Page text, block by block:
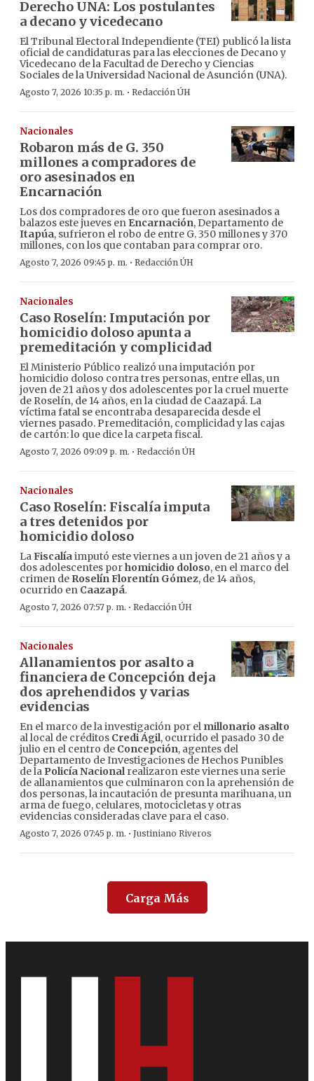
Derecho UNA: Los postulantes
a decano y vicedecano
El Tribunal Electoral Independiente (TEI) publicó la lista
oficial de candidaturas para las elecciones de Decano y
Vicedecano de la Facultad de Derecho y Ciencias
Sociales de la Universidad Nacional de Asunción (UNA).
Agosto 7, 2026 10:35 p. m. · Redacción ÚH
Nacionales
Robaron más de G. 350
millones a compradores de
oro asesinados en
Encarnación
Los dos compradores de oro que fueron asesinados a
balazos este jueves en Encarnación, Departamento de
Itapúa, sufrieron el robo de entre G. 350 millones y 370
millones, con los que contaban para comprar oro.
Agosto 7, 2026 09:45 p. m. · Redacción ÚH
Nacionales
Caso Roselín: Imputación por
homicidio doloso apunta a
premeditación y complicidad
El Ministerio Público realizó una imputación por
homicidio doloso contra tres personas, entre ellas, un
joven de 21 años y dos adolescentes por la cruel muerte
de Roselín, de 14 años, en la ciudad de Caazapá. La
víctima fatal se encontraba desaparecida desde el
viernes pasado. Premeditación, complicidad y las cajas
de cartón: lo que dice la carpeta fiscal.
Agosto 7, 2026 09:09 p. m. · Redacción ÚH
Nacionales
Caso Roselín: Fiscalía imputa
a tres detenidos por
homicidio doloso
LaFiscalíaimputó este viernes a un joven de 21 años y a
dos adolescentes porhomicidio doloso, en el marco del
crimen de Roselín Florentín Gómez, de 14 años,
ocurrido en Caazapá.
Agosto 7, 2026 07:57 p. m. · Redacción ÚH
Nacionales
Allanamientos por asalto a
financiera de Concepción deja
dos aprehendidos y varias
evidencias
En el marco de la investigación por el millonario asalto
al local de créditos Credi Ágil, ocurrido el pasado 30 de
julio en el centro de Concepción, agentes del
Departamento de Investigaciones de Hechos Punibles
de la Policía Nacionalrealizaron este viernes una serie
de allanamientos que culminaron con la aprehensión de
dos personas, la incautación de presunta marihuana, un
arma de fuego, celulares, motocicletas y otras
evidencias consideradas clave para el caso.
Agosto 7, 2026 07:45 p. m. · Justiniano Riveros
Carga Más